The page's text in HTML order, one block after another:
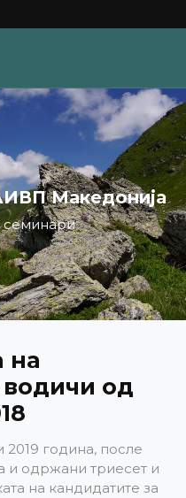
Македонија
семинари
на
водичи од
година, после
и одржани триесет и
на кандидатите за